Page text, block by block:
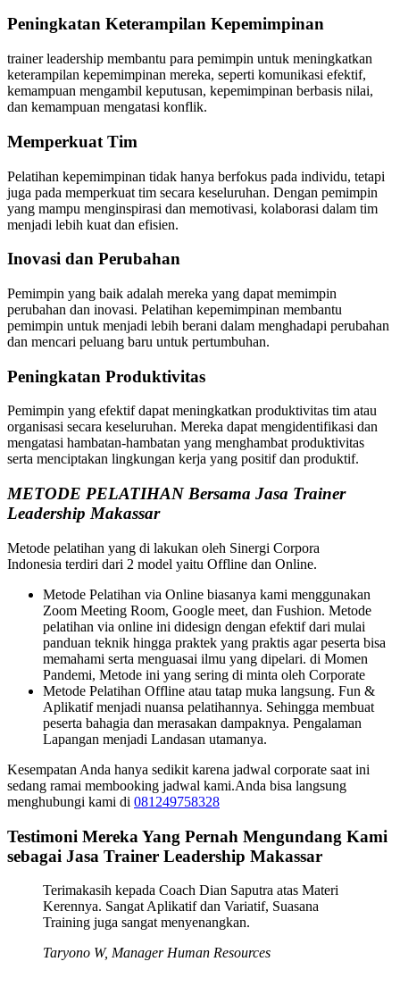
Peningkatan Keterampilan Kepemimpinan
trainer leadership membantu para pemimpin untuk meningkatkan
keterampilan kepemimpinan mereka, seperti komunikasi efektif,
kemampuan mengambil keputusan, kepemimpinan berbasis nilai,
dan kemampuan mengatasi konflik.
Memperkuat Tim
Pelatihan kepemimpinan tidak hanya berfokus pada individu, tetapi
juga pada memperkuat tim secara keseluruhan. Dengan pemimpin
yang mampu menginspirasi dan memotivasi, kolaborasi dalam tim
menjadi lebih kuat dan efisien.
Inovasi dan Perubahan
Pemimpin yang baik adalah mereka yang dapat memimpin
perubahan dan inovasi. Pelatihan kepemimpinan membantu
pemimpin untuk menjadi lebih berani dalam menghadapi perubahan
dan mencari peluang baru untuk pertumbuhan.
Peningkatan Produktivitas
Pemimpin yang efektif dapat meningkatkan produktivitas tim atau
organisasi secara keseluruhan. Mereka dapat mengidentifikasi dan
mengatasi hambatan-hambatan yang menghambat produktivitas
serta menciptakan lingkungan kerja yang positif dan produktif.
METODE PELATIHAN Bersama Jasa Trainer
Leadership Makassar
Metode pelatihan yang di lakukan oleh Sinergi Corpora
Indonesia terdiri dari 2 model yaitu Offline dan Online.
Metode Pelatihan via Online biasanya kami menggunakan
Zoom Meeting Room, Google meet, dan Fushion. Metode
pelatihan via online ini didesign dengan efektif dari mulai
panduan teknik hingga praktek yang praktis agar peserta bisa
memahami serta menguasai ilmu yang dipelari. di Momen
Pandemi, Metode ini yang sering di minta oleh Corporate
Metode Pelatihan Offline atau tatap muka langsung. Fun &
Aplikatif menjadi nuansa pelatihannya. Sehingga membuat
peserta bahagia dan merasakan dampaknya. Pengalaman
Lapangan menjadi Landasan utamanya.
Kesempatan Anda hanya sedikit karena jadwal corporate saat ini
sedang ramai membooking jadwal kami.Anda bisa langsung
menghubungi kami di 081249758328
Testimoni Mereka Yang Pernah Mengundang Kami
sebagai Jasa Trainer Leadership Makassar
Terimakasih kepada Coach Dian Saputra atas Materi
Kerennya. Sangat Aplikatif dan Variatif, Suasana
Training juga sangat menyenangkan.
Taryono W, Manager Human Resources